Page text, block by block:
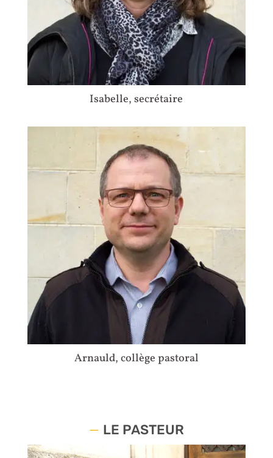
Isabelle, secrétaire
Arnauld, collège pastoral
LE PASTEUR